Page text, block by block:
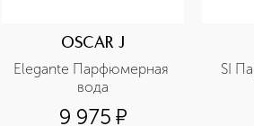
OSCAR J
Elegante Парфюмерная
вода
9 975 ¤
SI